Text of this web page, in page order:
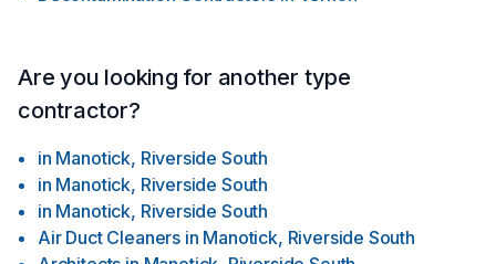
Are you looking for another type
contractor?
in Manotick, Riverside South
in Manotick, Riverside South
in Manotick, Riverside South
Air Duct Cleaners in Manotick, Riverside South